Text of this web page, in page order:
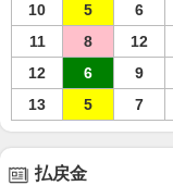
10
5 6
11
8 12
12
6 9
13
5 7
払戻金